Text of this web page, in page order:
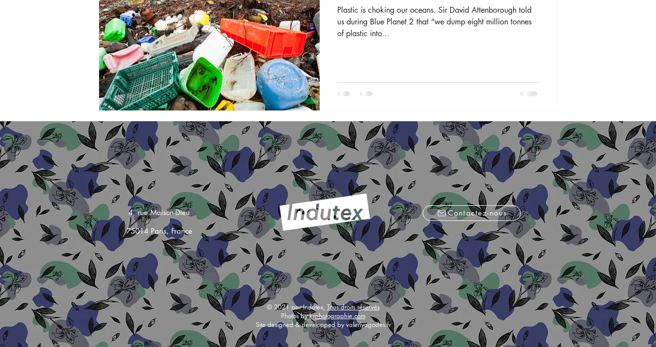
Plastic is choking our oceans. Sir David Attenborough told
us during Blue Planet 2 that “we dump eight million tonnes
of plastic into...
4, rue Maison-Dieu
75014 Paris, France
Contactez-nous
© 2021 par Indutex, Tous droits réservés
Photos byksphotographie.com
Site designed & developped by valeriyagodes.fr